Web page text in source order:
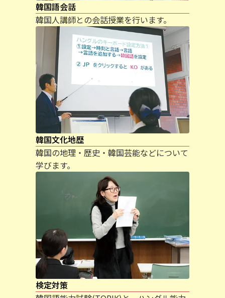
韓国語会話
韓国人講師との会話授業を行います。
韓国文化地歴
韓国の地理・歴史・韓国芸能などについて
学びます。
検定対策